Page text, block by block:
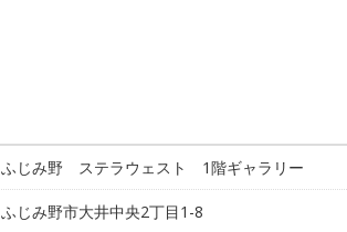
ふじみ野 ステラウェスト 1階ギャラリー
ふじみ野市大井中央2丁目1-8